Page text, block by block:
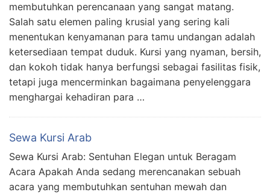
membutuhkan perencanaan yang sangat matang.
Salah satu elemen paling krusial yang sering kali
menentukan kenyamanan para tamu undangan adalah
ketersediaan tempat duduk. Kursi yang nyaman, bersih,
dan kokoh tidak hanya berfungsi sebagai fasilitas fisik,
tetapi juga mencerminkan bagaimana penyelenggara
menghargai kehadiran para …
Sewa Kursi Arab
Sewa Kursi Arab: Sentuhan Elegan untuk Beragam
Acara Apakah Anda sedang merencanakan sebuah
acara yang membutuhkan sentuhan mewah dan